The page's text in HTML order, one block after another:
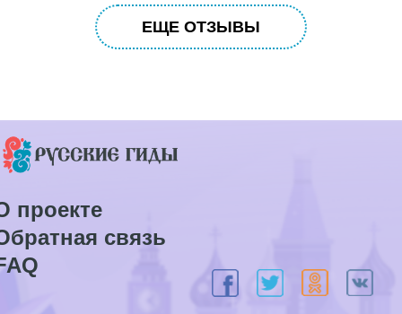
ЕЩЕ ОТЗЫВЫ
проекте
связь